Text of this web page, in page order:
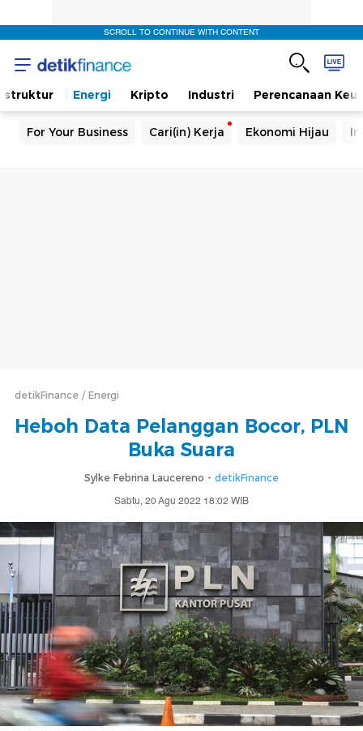
SCROLL TO CONTINUE WITH CONTENT
Energi Kripto Industri Perencanaan
For Your Business Cari(in) Kerja Ekonomi Hijau
detikFinance Energi
Heboh Data Pelanggan Bocor, PLN
Buka Suara
Sylke Febrina Laucereno - detikFinance
Sabtu, 20 Agu 2022 18:02 WIB